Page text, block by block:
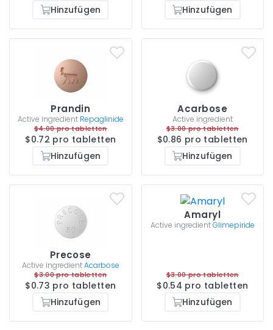
Hinzufügen
Hinzufügen
Prandin
Active ingredient Repaglinide
$4.00 pro tabletten
$0.72 pro tabletten
Hinzufügen
Acarbose
Active ingredient
$3.00 pro tabletten
$0.86 pro tabletten
Hinzufügen
Precose
Active ingredientAcarbose
$3.00 pro tabletten
$0.73 pro tabletten
Hinzufügen
Amaryl
Active ingredientGlimepiride
$3.00 pro tabletten
$0.54 pro tabletten
Hinzufügen